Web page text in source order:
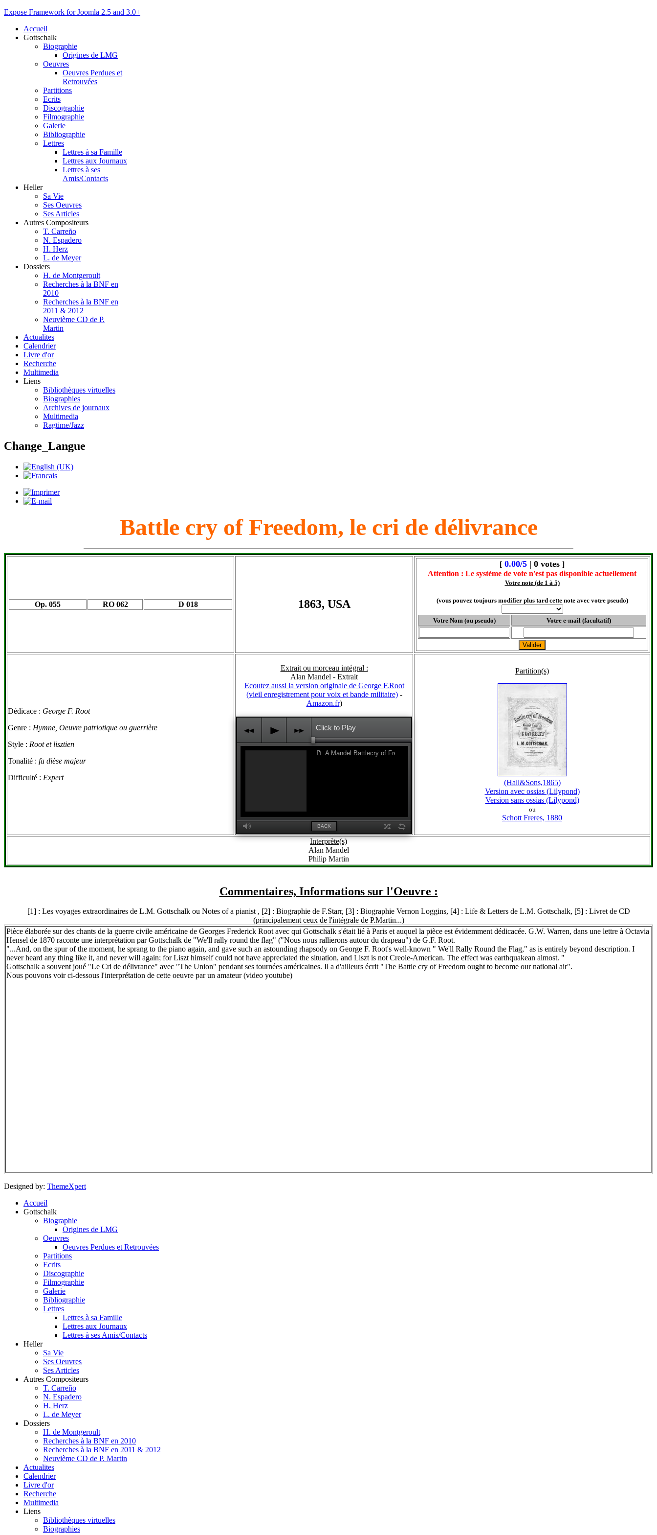
Expose Framework for Joomla 2.5 and 3.0+
Accueil
Gottschalk
Biographie
Origines de LMG
Oeuvres
Oeuvres Perdues et
Retrouvées
Partitions
Ecrits
Discographie
Filmographie
Galerie
Bibliographie
Lettres
Lettres à sa Famille
Lettres aux Journaux
Lettres à ses
Amis/Contacts
Heller
Sa Vie
Ses Oeuvres
Ses Articles
Autres Compositeurs
T. Carreño
N. Espadero
H. Herz
L. de Meyer
Dossiers
H. de Montgeroult
Recherches à la BNF en
2010
Recherches à la BNF en
2011 & 2012
Neuvième CD de P.
Martin
Actualites
Calendrier
Livre d'or
Recherche
Multimedia
Liens
Bibliothèques virtuelles
Biographies
Archives de journaux
Multimedia
Ragtime/Jazz
Change_Langue
Battle cry of Freedom, le cri de délivrance
Op. 055 RO 062 D 018 1863, USA
[ 0.00/5 | 0 votes ]
Attention : Le système de vote n'est pas disponible actuellement
Votre note (de 1 à 5)
(vous pouvez toujours modifier plus tard cette note avec votre pseudo)
Votre Nom (ou pseudo) Votre e-mail (facultatif)
Dédicace : George F. Root
Genre : Hymne, Oeuvre patriotique ou guerrière
Style : Root et lisztien
Tonalité : fa dièse majeur
Difficulté : Expert
Extrait ou morceau intégral :
Alan Mandel - Extrait
Ecoutez aussi la version originale de George F.Root
(vieil enregistrement pour voix et bande militaire)-
Amazon.fr)
p
j k
f A Mandel Battlecry of Freedom
M l
z
BACK
Click to Play
Partition(s)
(Hall&Sons,1865)
Version avec ossias (Lilypond)
Version sans ossias (Lilypond)
ou
Schott Freres, 1880
Interprète(s)
Alan Mandel
Philip Martin
Commentaires, Informations sur l'Oeuvre :
[1] : Les voyages extraordinaires de L.M. Gottschalk ou Notes of a pianist , [2] : Biographie de F.Starr, [3] : Biographie Vernon Loggins, [4] : Life & Letters de L.M. Gottschalk, [5] : Livret de CD
(principalement ceux de l'intégrale de P.Martin...)
Pièce élaborée sur des chants de la guerre civile américaine de Georges Frederick Root avec qui Gottschalk s'était lié à Paris et auquel la pièce est évidemment dédicacée. G.W. Warren, dans une lettre à Octavia
Hensel de 1870 raconte une interprétation par Gottschalk de "We'll rally round the flag" ("Nous nous rallierons autour du drapeau") de G.F. Root.
"...And, on the spur of the moment, he sprang to the piano again, and gave such an astounding rhapsody on George F. Root's well-known " We'll Rally Round the Flag," as is entirely beyond description. I
never heard any thing like it, and never will again; for Liszt himself could not have appreciated the situation, and Liszt is not Creole-American. The effect was earthquakean almost. "
Gottschalk a souvent joué "Le Cri de délivrance" avec "The Union" pendant ses tournées américaines. Il a d'ailleurs écrit "The Battle cry of Freedom ought to become our national air".
Nous pouvons voir ci-dessous l'interprétation de cette oeuvre par un amateur (video youtube)
Designed by: ThemeXpert
Accueil
Gottschalk
Biographie
Origines de LMG
Oeuvres
Oeuvres Perdues et Retrouvées
Partitions
Ecrits
Discographie
Filmographie
Galerie
Bibliographie
Lettres
Lettres à sa Famille
Lettres aux Journaux
Lettres à ses Amis/Contacts
Heller
Sa Vie
Ses Oeuvres
Ses Articles
Autres Compositeurs
T. Carreño
N. Espadero
H. Herz
L. de Meyer
Dossiers
H. de Montgeroult
Recherches à la BNF en 2010
Recherches à la BNF en 2011 & 2012
Neuvième CD de P. Martin
Actualites
Calendrier
Livre d'or
Recherche
Multimedia
Liens
Bibliothèques virtuelles
Biographies